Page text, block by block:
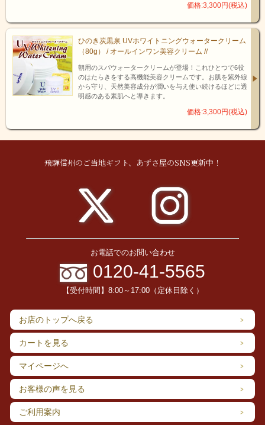
価格:3,300円(税込)
ひのき炭黒泉 UVホワイトニングウォータークリーム
（80g） / オールインワン美容クリーム //
朝用のスパウォータークリームが登場！これひとつで6役
のはたらきをする高機能美容クリームです。お肌を紫外線
から守り、天然美容成分が潤いを与え使い続けるほどに透
明感のある素肌へと導きます。
価格:3,300円(税込)
飛騨信州のご当地ギフト、あずさ屋のSNS更新中！
お電話でのお問い合わせ
0120-41-5565
【受付時間】8:00～17:00（定休日除く）
お店のトップへ戻る
カートを見る
マイページへ
お客様の声を見る
ご利用案内